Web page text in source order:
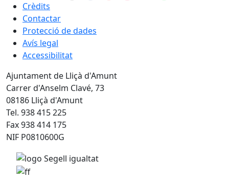
Crèdits
Contactar
Protecció de dades
Avís legal
Accessibilitat
Ajuntament de Lliçà d'Amunt
Carrer d'Anselm Clavé, 73
08186 Lliçà d'Amunt
Tel. 938 415 225
Fax 938 414 175
NIF P0810600G